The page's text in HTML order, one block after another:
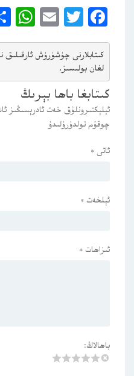
Facebook
Twitter
Email
كىتابلارنى چۈشۈرۈش ئارقىلىق
لغان بولىسىز.
كىتابغا باھا بېرىڭ
ئېلېكتىرونلۇق خەت ئادرېسىڭىز
چوقۇم تولدۇرۇلىدۇ
ئاتى *
ئېلخەت *
ئىزاھات *
باھالاڭ: